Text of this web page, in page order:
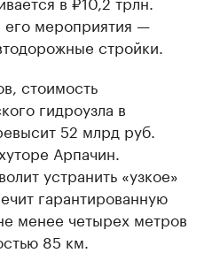
мероприятия —
стройки.
стоимость
гидроузла в
52 млрд руб.
Арпачин.
устранить «узкое»
гарантированную
менее четырех метров
85 км.